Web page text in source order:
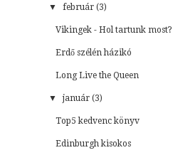
▼ február (3)
Vikingek - Hol tartunk most?
Erdő szélén házikó
Long Live the Queen
▼ január (3)
Top5 kedvenc könyv
Edinburgh kisokos